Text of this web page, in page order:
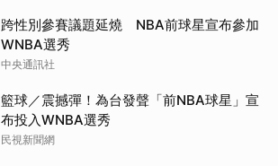
跨性別參賽議題延燒 NBA前球星宣布參加
WNBA選秀
中央通訊社
籃球／震撼彈！為台發聲「前NBA球星」宣
布投入WNBA選秀
民視新聞網